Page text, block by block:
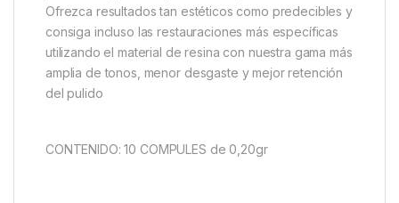
Ofrezca resultados tan estéticos como predecibles y
consiga incluso las restauraciones más específicas
utilizando el material de resina con nuestra gama más
amplia de tonos, menor desgaste y mejor retención
del pulido
CONTENIDO: 10 COMPULES de 0,20gr